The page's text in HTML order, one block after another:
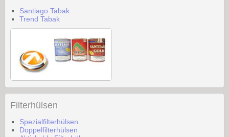
Santiago Tabak
Trend Tabak
Filterhülsen
Spezialfilterhülsen
Doppelfilterhülsen